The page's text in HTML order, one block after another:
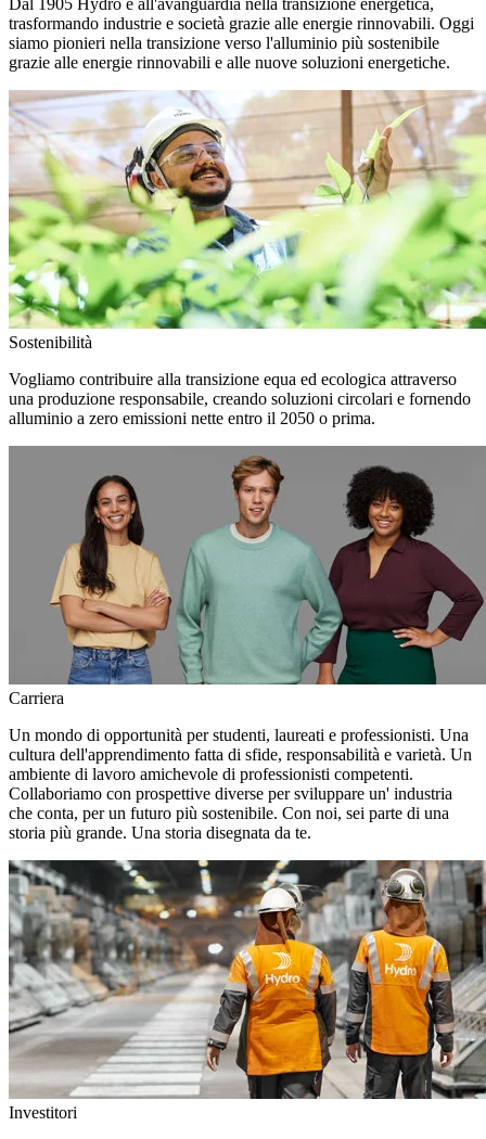
Dal 1905 Hydro è all'avanguardia nella transizione energetica,
trasformando industrie e società grazie alle energie rinnovabili. Oggi
siamo pionieri nella transizione verso l'alluminio più sostenibile
grazie alle energie rinnovabili e alle nuove soluzioni energetiche.
Sostenibilità
Vogliamo contribuire alla transizione equa ed ecologica attraverso
una produzione responsabile, creando soluzioni circolari e fornendo
alluminio a zero emissioni nette entro il 2050 o prima.
Carriera
Un mondo di opportunità per studenti, laureati e professionisti. Una
cultura dell'apprendimento fatta di sfide, responsabilità e varietà. Un
ambiente di lavoro amichevole di professionisti competenti.
Collaboriamo con prospettive diverse per sviluppare un' industria
che conta, per un futuro più sostenibile. Con noi, sei parte di una
storia più grande. Una storia disegnata da te.
Investitori